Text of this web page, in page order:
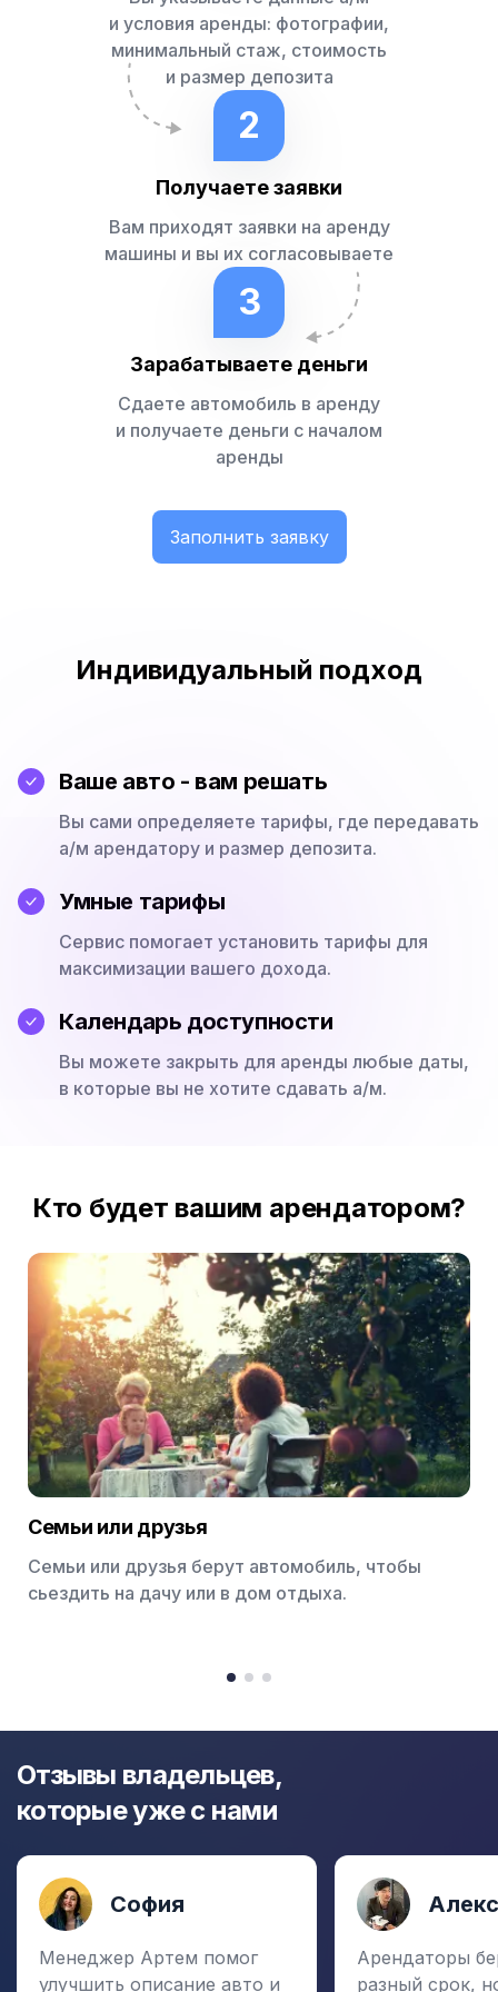
и условия аренды: фотографии,
минимальный стаж, стоимость
и размер депозита
2
Получаете заявки
Вам приходят заявки на аренду
машины и вы их согласовываете
3
Зарабатываете деньги
Сдаете автомобиль в аренду
и получаете деньги с началом
аренды
Заполнить заявку
Индивидуальный подход
Ваше авто - вам решать
Вы сами определяете тарифы, где передавать
а/м арендатору и размер депозита.
Умные тарифы
Сервис помогает установить тарифы для
максимизации вашего дохода.
Календарь доступности
Вы можете закрыть для аренды любые даты,
в которые вы не хотите сдавать а/м.
Кто будет вашим арендатором?
Семьи или друзья
Семьи или друзья берут автомобиль, чтобы
сьездить на дачу или в дом отдыха.
item
itemitem
3
Отзывы владельцев,
которые уже с нами
София
Менеджер Артем помог
улучшить описание авто и
Арендаторы
разный срок,